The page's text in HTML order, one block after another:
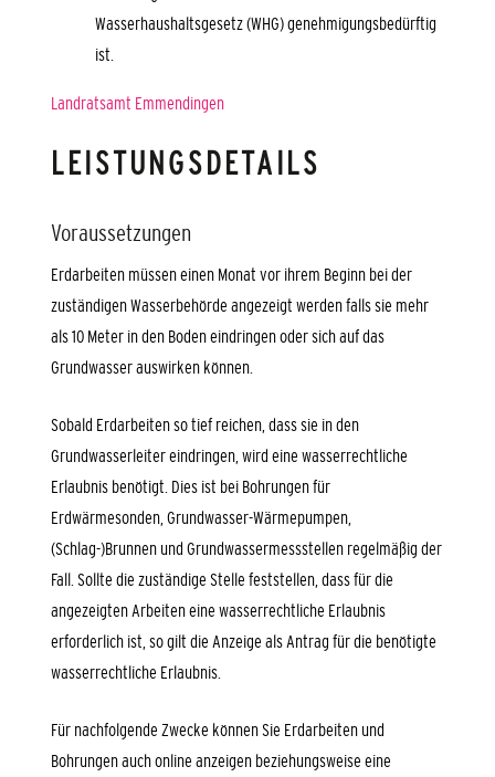
Wasserhaushaltsgesetz (WHG) genehmigungsbedürftig
ist.
Landratsamt Emmendingen
LEISTUNGSDETAILS
Voraussetzungen
Erdarbeiten müssen einen Monat vor ihrem Beginn bei der
zuständigen Wasserbehörde angezeigt werden falls sie mehr
als 10 Meter in den Boden eindringen oder sich auf das
Grundwasser auswirken können.
Sobald Erdarbeiten so tief reichen, dass sie in den
Grundwasserleiter eindringen, wird eine wasserrechtliche
Erlaubnis benötigt. Dies ist bei Bohrungen für
Erdwärmesonden, Grundwasser-Wärmepumpen,
(Schlag-)Brunnen und Grundwassermessstellen regelmäßig der
Fall. Sollte die zuständige Stelle feststellen, dass für die
angezeigten Arbeiten eine wasserrechtliche Erlaubnis
erforderlich ist, so gilt die Anzeige als Antrag für die benötigte
wasserrechtliche Erlaubnis.
Für nachfolgende Zwecke können Sie Erdarbeiten und
Bohrungen auch online anzeigen beziehungsweise eine